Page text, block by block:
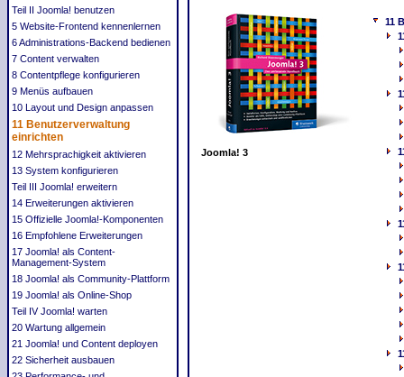
Teil II Joomla! benutzen
5 Website-Frontend kennenlernen
6 Administrations-Backend bedienen
7 Content verwalten
8 Contentpflege konfigurieren
9 Menüs aufbauen
10 Layout und Design anpassen
11 Benutzerverwaltung
einrichten
12 Mehrsprachigkeit aktivieren
13 System konfigurieren
Teil III Joomla! erweitern
14 Erweiterungen aktivieren
15 Offizielle Joomla!-Komponenten
16 Empfohlene Erweiterungen
17 Joomla! als Content-
Management‐System
18 Joomla! als Community-Plattform
19 Joomla! als Online-Shop
Teil IV Joomla! warten
20 Wartung allgemein
21 Joomla! und Content deployen
22 Sicherheit ausbauen
Joomla! 3
11